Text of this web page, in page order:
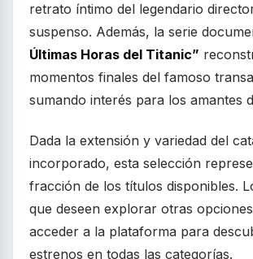
retrato íntimo del legendario
suspenso. Además, la serie
Últimas Horas del Titanic”
momentos finales del famoso
sumando interés para los amantes
Dada la extensión y variedad del
incorporado, esta selección
fracción de los títulos disponibles.
que deseen explorar otras
acceder a la plataforma para
estrenos en todas las categorías.